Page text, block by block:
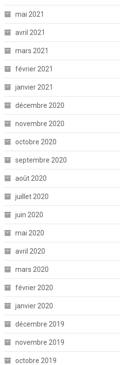
mai 2021
avril 2021
mars 2021
février 2021
janvier 2021
décembre 2020
novembre 2020
octobre 2020
septembre 2020
août 2020
juillet 2020
juin 2020
mai 2020
avril 2020
mars 2020
février 2020
janvier 2020
décembre 2019
novembre 2019
octobre 2019